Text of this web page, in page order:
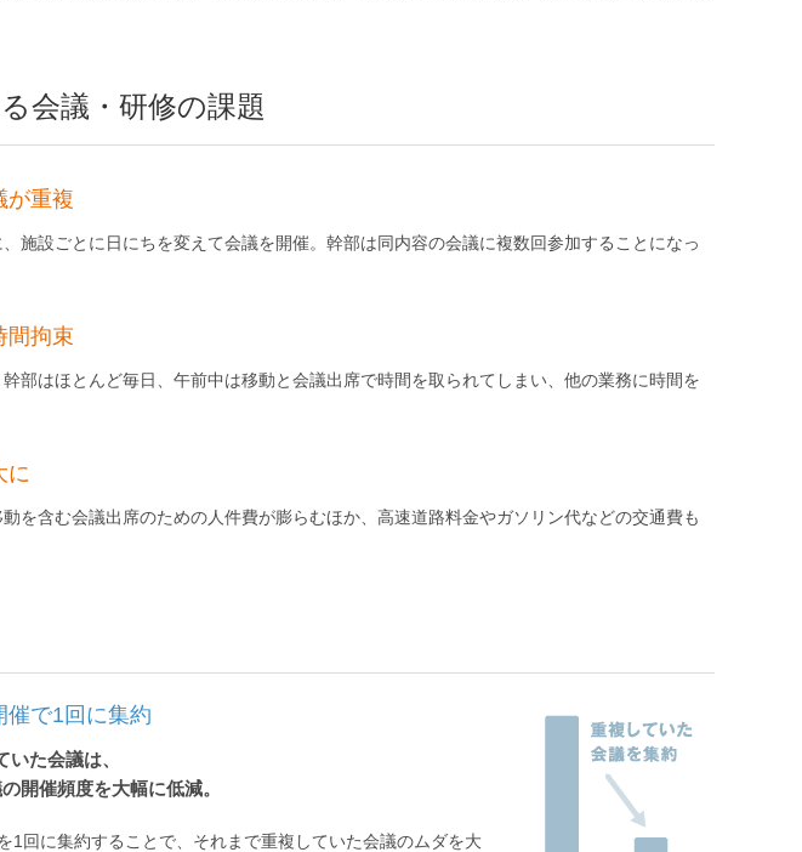
会議・研修の課題
が重複
施設ごとに日にちを変えて会議を開催。幹部は同内容の会議に複数回参加することになっ
間拘束
部はほとんど毎日、午前中は移動と会議出席で時間を取られてしまい、他の業務に時間を
に
を含む会議出席のための人件費が膨らむほか、高速道路料金やガソリン代などの交通費も
催で1回に集約
た会議は、
開催頻度を大幅に低減。
1回に集約することで、それまで重複していた会議のムダを大